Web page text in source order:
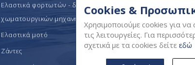
Ελαστικά φορτωτών - δομικών -
χωματουργικών μηχανημάτων
Ελαστικά μοτό
Ζάντες
Cookies &
Χρησιμοποιούμε cookies για να
τις λειτουργείες. Για
σχετικά με τα cookies δείτε εδώ